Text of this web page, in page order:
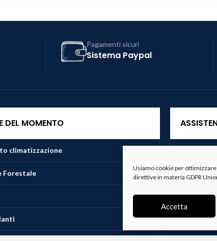
Usiamo cookie per
direttive in materia GDPR
Accetta
Pagamenti sicuri
Sistema Paypal
DEL MOMENTO
climatizzazione
Forestale Spedizioni
Resi e
Termini e